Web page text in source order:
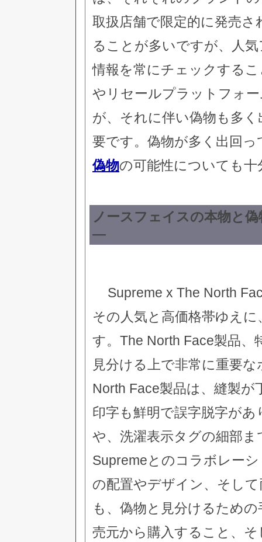
取扱店舗で限定的に発売
ることが多いですが、人
情報を常にチェックする
やリセールプラットフォ
が、それに伴い偽物も多
要です。偽物が多く出回
偽物の可能性についても
ノースフェイスの本物と
—
Supreme x The North
その人気と高価格帯ゆえ
す。The North Face製品
見分ける上で非常に重要
North Face製品は、縫製
印字も鮮明で誤字脱字が
や、洗濯表示タグの細部
Supremeとのコラボレー
の配置やデザイン、そし
も、偽物と見分けるため
売元から購入すること、